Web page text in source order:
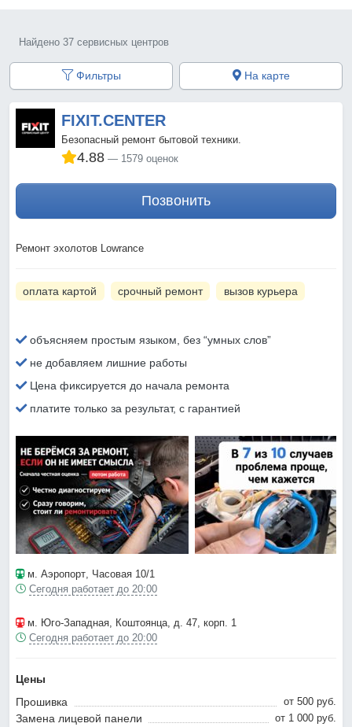
Найдено 37 сервисных центров
Фильтры На карте
FIXIT.CENTER
Безопасный ремонт бытовой техники.
4.88 1579 оценок
Позвонить
Ремонт эхолотов Lowrance
оплата картой срочный ремонт вызов курьера
объясняем простым языком, без “умных слов”
не добавляем лишние работы
Цена фиксируется до начала ремонта
платите только за результат, с гарантией
м. Аэропорт, Часовая 10/1
Сегодня работает до 20:00
м. Юго-Западная, Коштоянца, д. 47, корп. 1
Сегодня работает до 20:00
Цены
Прошивка
от 500 pyб.
Замена лицевой панели от 1 000 pyб.